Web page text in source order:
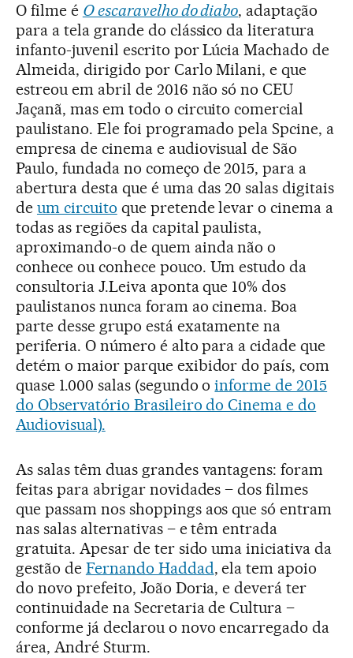
O filme é O escaravelho do diabo, adaptação
para a tela grande do clássico da literatura
infanto-juvenil escrito por Lúcia Machado de
Almeida, dirigido por Carlo Milani, e que
estreou em abril de 2016 não só no CEU
Jaçanã, mas em todo o circuito comercial
paulistano. Ele foi programado pela Spcine, a
empresa de cinema e audiovisual de São
Paulo, fundada no começo de 2015, para a
abertura desta que é uma das 20 salas digitais
de um circuito que pretende levar o cinema a
todas as regiões da capital paulista,
aproximando-o de quem ainda não o
conhece ou conhece pouco. Um estudo da
consultoria J.Leiva aponta que 10% dos
paulistanos nunca foram ao cinema. Boa
parte desse grupo está exatamente na
periferia. O número é alto para a cidade que
detém o maior parque exibidor do país, com
quase 1.000 salas (segundo oinforme de 2015
do Observatório Brasileiro do Cinema e do
Audiovisual).
As salas têm duas grandes vantagens: foram
feitas para abrigar novidades – dos filmes
que passam nos shoppings aos que só entram
nas salas alternativas – e têm entrada
gratuita. Apesar de ter sido uma iniciativa da
gestão de Fernando Haddad, ela tem apoio
do novo prefeito, João Doria, e deverá ter
continuidade na Secretaria de Cultura –
conforme já declarou o novo encarregado da
área, André Sturm.